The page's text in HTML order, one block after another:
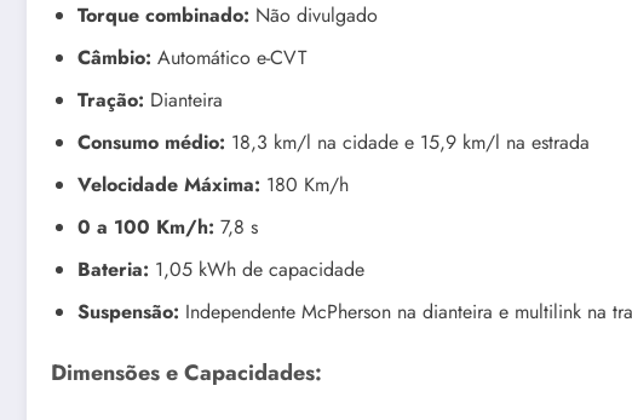
Torque combinado: Não divulgado
Câmbio: Automático e-CVT
Tração: Dianteira
Consumo médio: 18,3 km/l na cidade e 15,9 km/l na estrada
Velocidade Máxima: 180 Km/h
0 a 100 Km/h: 7,8 s
Bateria: 1,05 kWh de capacidade
Suspensão: Independente McPherson na dianteira e multilink na
Dimensões e Capacidades: